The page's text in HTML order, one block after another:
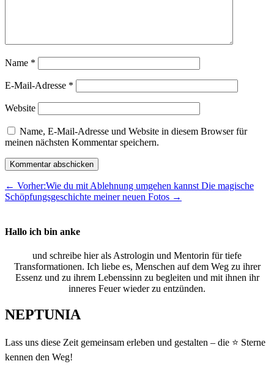
Name *
E-Mail-Adresse *
Website
Name, E-Mail-Adresse und Website in diesem Browser für
meinen nächsten Kommentar speichern.
Kommentar abschicken
← Vorher:Wie du mit Ablehnung umgehen kannst Die magische
Schöpfungsgeschichte meiner neuen Fotos →
Hallo ich bin anke
und schreibe hier als Astrologin und Mentorin für tiefe
Transformationen. Ich liebe es, Menschen auf dem Weg zu ihrer
Essenz und zu ihrem Lebenssinn zu begleiten und mit ihnen ihr
inneres Feuer wieder zu entzünden.
NEPTUNIA
Lass uns diese Zeit gemeinsam erleben und gestalten – die ⭐ Sterne
kennen den Weg!